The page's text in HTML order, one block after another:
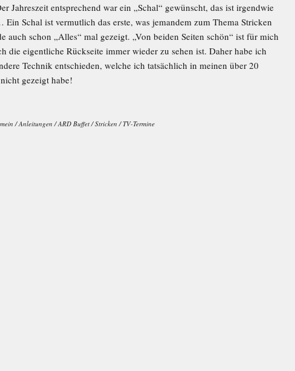
Jahreszeit entsprechend war ein „Schal“ gewünscht, das ist irgendwie
Schal ist vermutlich das erste, was jemandem zum Thema Stricken
auch schon „Alles“ mal gezeigt. „Von beiden Seiten schön“ ist für mich
die eigentliche Rückseite immer wieder zu sehen ist. Daher habe ich
Technik entschieden, welche ich tatsächlich in meinen über 20
gezeigt habe!
/Anleitungen /ARD Buffet /Stricken /TV-Termine